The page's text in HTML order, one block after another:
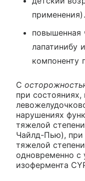
применения).
повышенная
лапатинибу
компоненту
С
при
нарушениях
тяжелой
Чайлд-Пью), при
тяжелой
одновременно с
изофермента